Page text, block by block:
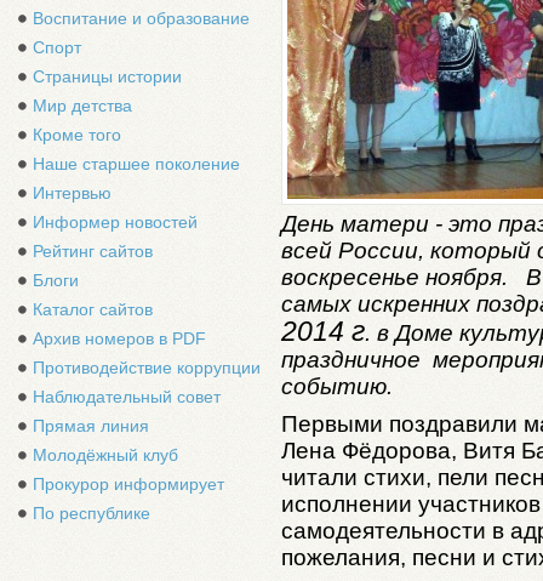
Воспитание и образование
Спорт
Страницы истории
Мир детства
Кроме того
Наше старшее поколение
Интервью
Информер новостей
Рейтинг сайтов
Блоги
Каталог сайтов
Архив номеров в PDF
Противодействие коррупции
Наблюдательный совет
Прямая линия
Молодёжный клуб
Прокурор информирует
По республике
День матери - это
всей России, который
воскресенье ноября.
самых искренних
2014 г. в Доме
праздничное
событию.
Первыми поздравили
Лена Фёдорова, Витя
читали стихи, пели
исполнении
самодеятельности в
пожелания, песни и